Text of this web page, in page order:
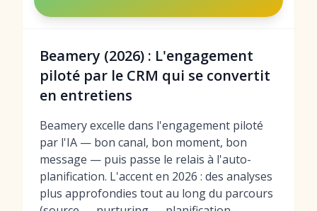
Beamery (2026) : L'engagement
piloté par le CRM qui se convertit
en entretiens
Beamery excelle dans l'engagement piloté
par l'IA — bon canal, bon moment, bon
message — puis passe le relais à l'auto-
planification. L'accent en 2026 : des analyses
plus approfondies tout au long du parcours